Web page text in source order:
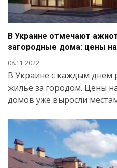
В Украине отмечают
загородные дома: цены на
08.11.2022
В Украине с каждым днем
жилье за городом. Цены
домов уже выросли